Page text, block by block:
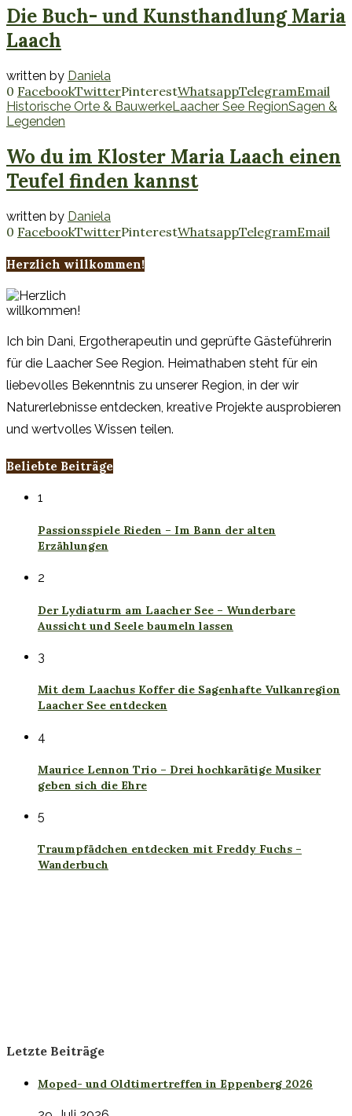
Die Buch- und Kunsthandlung Maria
Laach
written by Daniela
0 FacebookTwitterPinterestWhatsappTelegramEmail
Historische Orte & BauwerkeLaacher See RegionSagen &
Legenden
Wo du im Kloster Maria Laach einen
Teufel finden kannst
written by Daniela
0 FacebookTwitterPinterestWhatsappTelegramEmail
Herzlich willkommen!
Ich bin Dani, Ergotherapeutin und geprüfte Gästeführerin
für die Laacher See Region. Heimathaben steht für ein
liebevolles Bekenntnis zu unserer Region, in der wir
Naturerlebnisse entdecken, kreative Projekte ausprobieren
und wertvolles Wissen teilen.
Beliebte Beiträge
1
Passionsspiele Rieden – Im Bann der alten
Erzählungen
2
Der Lydiaturm am Laacher See – Wunderbare
Aussicht und Seele baumeln lassen
3
Mit dem Laachus Koffer die Sagenhafte Vulkanregion
Laacher See entdecken
4
Maurice Lennon Trio – Drei hochkarätige Musiker
geben sich die Ehre
5
Traumpfädchen entdecken mit Freddy Fuchs –
Wanderbuch
Letzte Beiträge
Moped- und Oldtimertreffen in Eppenberg 2026